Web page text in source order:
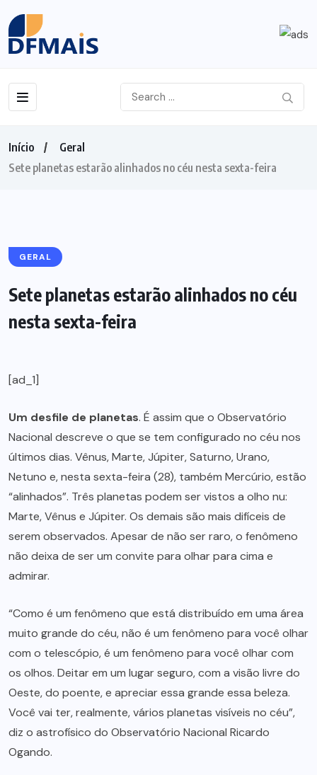
Início
Geral
Sete planetas estarão alinhados no céu nesta sexta-feira
GERAL
Sete planetas estarão alinhados no céu
nesta sexta-feira
[ad_1]
Um desfile de planetas. É assim que o Observatório
Nacional descreve o que se tem configurado no céu nos
últimos dias. Vênus, Marte, Júpiter, Saturno, Urano,
Netuno e, nesta sexta-feira (28), também Mercúrio, estão
“alinhados”. Três planetas podem ser vistos a olho nu:
Marte, Vênus e Júpiter. Os demais são mais difíceis de
serem observados. Apesar de não ser raro, o fenômeno
não deixa de ser um convite para olhar para cima e
admirar.
“Como é um fenômeno que está distribuído em uma área
muito grande do céu, não é um fenômeno para você olhar
com o telescópio, é um fenômeno para você olhar com
os olhos. Deitar em um lugar seguro, com a visão livre do
Oeste, do poente, e apreciar essa grande essa beleza.
Você vai ter, realmente, vários planetas visíveis no céu”,
diz o astrofísico do Observatório Nacional Ricardo
Ogando.